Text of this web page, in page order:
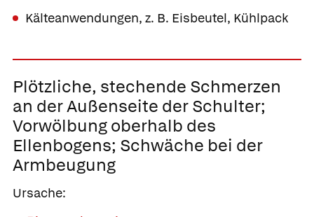
Kälteanwendungen, z. B. Eisbeutel, Kühlpack
Plötzliche, stechende Schmerzen
an der Außenseite der Schulter;
Vorwölbung oberhalb des
Ellenbogens; Schwäche bei der
Armbeugung
Ursache: